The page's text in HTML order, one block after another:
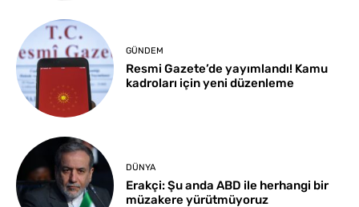
GÜNDEM
Resmi Gazete’de yayımlandı! Kamu
kadroları için yeni düzenleme
DÜNYA
Erakçi: Şu anda ABD ile herhangi bir
müzakere yürütmüyoruz